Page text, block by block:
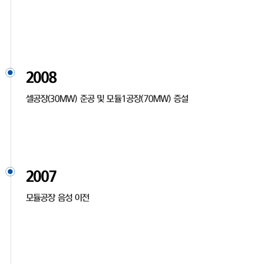
2008
셀공장(30MW) 준공 및 모듈1공장(70MW) 증설
2007
모듈공장 음성 이전